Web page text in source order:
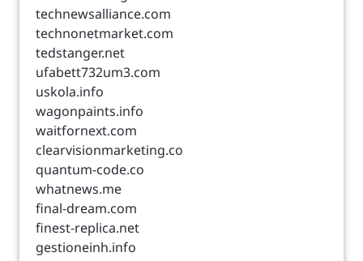
technewsalliance.com
technonetmarket.com
tedstanger.net
ufabett732um3.com
uskola.info
wagonpaints.info
waitfornext.com
clearvisionmarketing.co
quantum-code.co
whatnews.me
final-dream.com
finest-replica.net
gestioneinh.info